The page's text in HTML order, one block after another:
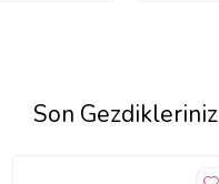
Son Gezdikleriniz